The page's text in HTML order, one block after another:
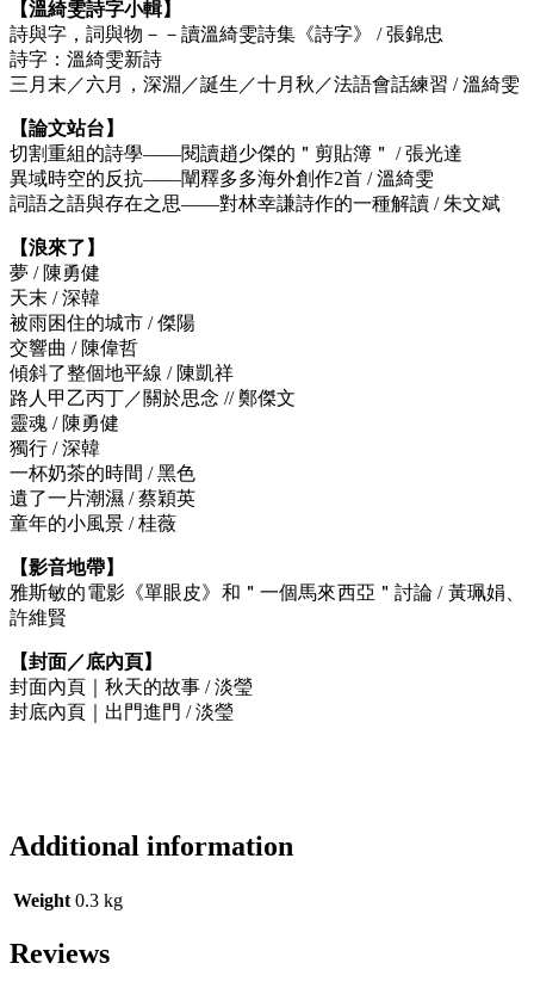
【溫綺雯詩字小輯】
詩與字，詞與物－－讀溫綺雯詩集《詩字》 / 張錦忠
詩字：溫綺雯新詩
三月末／六月，深淵／誕生／十月秋／法語會話練習 / 溫綺雯
【論文站台】
切割重組的詩學——閱讀趙少傑的＂剪貼簿＂ / 張光達
異域時空的反抗——闡釋多多海外創作2首 / 溫綺雯
詞語之語與存在之思——對林幸謙詩作的一種解讀 / 朱文斌
【浪來了】
夢 / 陳勇健
天末 / 深韓
被雨困住的城市 / 傑陽
交響曲 / 陳偉哲
傾斜了整個地平線 / 陳凱祥
路人甲乙丙丁／關於思念 // 鄭傑文
靈魂 / 陳勇健
獨行 / 深韓
一杯奶茶的時間 / 黑色
遺了一片潮濕 / 蔡穎英
童年的小風景 / 桂薇
【影音地帶】
雅斯敏的電影《單眼皮》和＂一個馬來西亞＂討論 / 黃珮娟、
許維賢
【封面／底內頁】
封面內頁｜秋天的故事 / 淡瑩
封底內頁｜出門進門 / 淡瑩
Additional information
Weight 0.3 kg
Reviews